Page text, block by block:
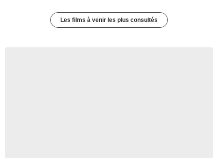
Les films à venir les plus consultés